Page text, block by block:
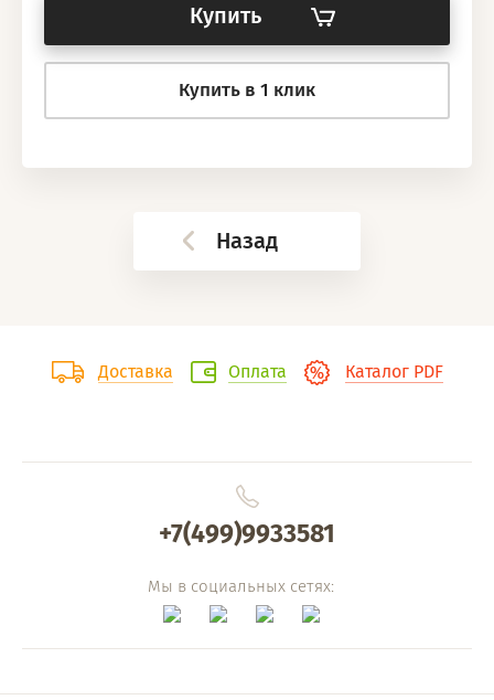
Купить
Купить в 1 клик
Назад
Доставка Оплата Каталог PDF
+7(499)9933581
Мы в социальных сетях: